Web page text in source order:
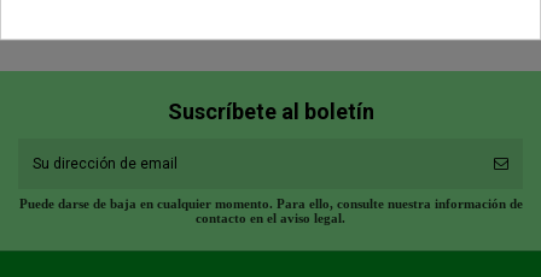
Suscríbete al boletín
Puede darse de baja en cualquier momento. Para ello, consulte nuestra información de
contacto en el aviso legal.